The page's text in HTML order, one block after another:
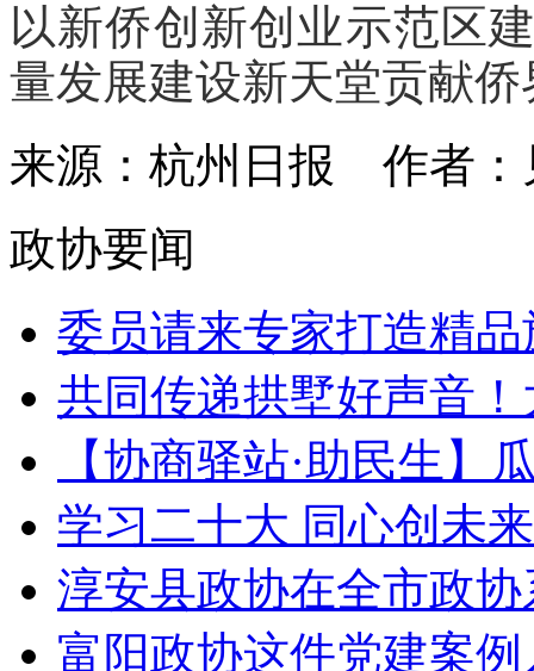
以新侨创新创业示范区
量发展建设新天堂贡献
来源：杭州日报 作者
政协要闻
委员请来专家打造精
共同传递拱墅好声音
【协商驿站·助民生】
学习二十大 同心创未
淳安县政协在全市政
富阳政协这件党建案